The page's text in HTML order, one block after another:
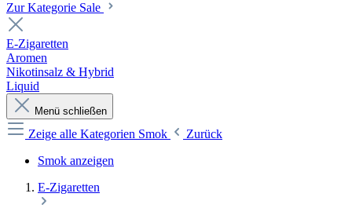
Zur Kategorie Sale
E-Zigaretten
Aromen
Nikotinsalz & Hybrid
Liquid
Menü schließen
Zeige alle Kategorien Smok
Zurück
Smok anzeigen
E-Zigaretten